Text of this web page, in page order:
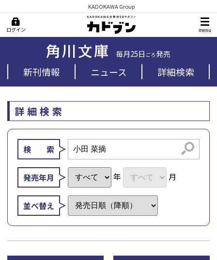
KADOKAWA Group
ログイン menu
毎月25日 ごろ発売
新刊情報 ニュース 詳細検索
詳細検索
検 索 検索
発売年月 年 月
並べ替え